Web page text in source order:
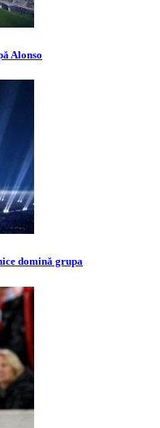
Alonso
domină grupa